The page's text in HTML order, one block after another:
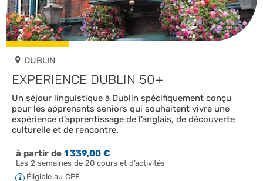
DUBLIN
EXPERIENCE DUBLIN 50+
Un séjour linguistique à Dublin spécifiquement conçu
pour les apprenants seniors qui souhaitent vivre une
expérience d’apprentissage de l’anglais, de découverte
culturelle et de rencontre.
à partir de1 339,00 €
Les 2 semaines de 20 cours et d’activités
Éligible au CPF